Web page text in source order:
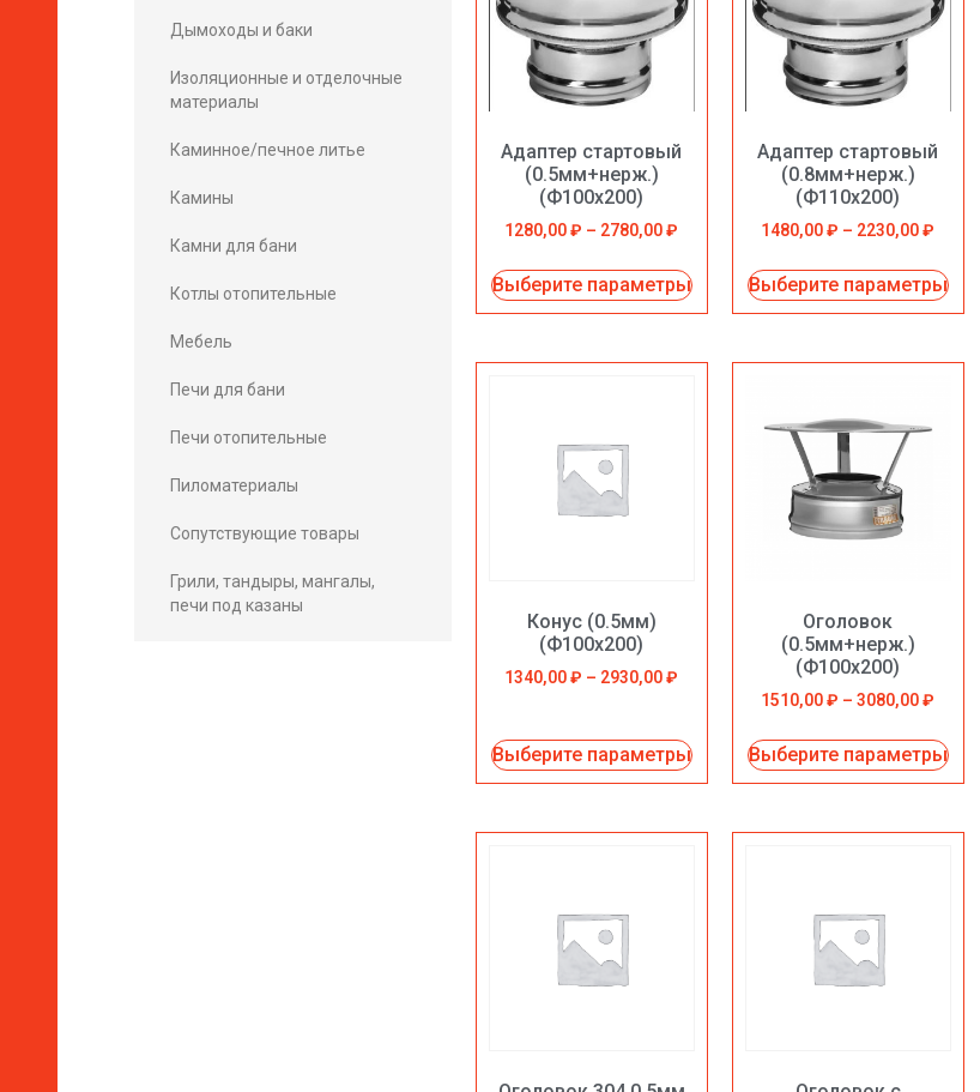
Дымоходы и баки
Изоляционные и отделочные
материалы
Каминное/печное литье
Камины
Камни для бани
Котлы отопительные
Мебель
Печи для бани
Печи отопительные
Пиломатериалы
Сопутствующие товары
Грили, тандыры, мангалы,
печи под казаны
Адаптер стартовый
(0.5мм+нерж.)
(Ф100х200)
1280,00₽ – 2780,00₽
Выберите параметры
Адаптер стартовый
(0.8мм+нерж.)
(Ф110х200)
1480,00₽ – 2230,00₽
Выберите параметры
Конус (0.5мм)
(Ф100х200)
1340,00₽ – 2930,00₽
Выберите параметры
Оголовок
(0.5мм+нерж.)
(Ф100х200)
1510,00₽ –3080,00₽
Выберите параметры